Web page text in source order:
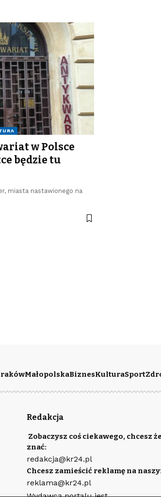
w Polsce
będzie tu
miasta nastawionego na
MałopolskaBiznesKulturaSport
Redakcja
Zobaczysz coś ciekawego, chcesz
znać:
redakcja@kr24.pl
Chcesz zamieścić reklamę na
reklama@kr24.pl